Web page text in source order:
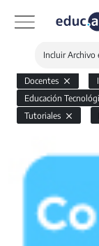
Incluir Archivo
Docentes
Educación
Tutoriales